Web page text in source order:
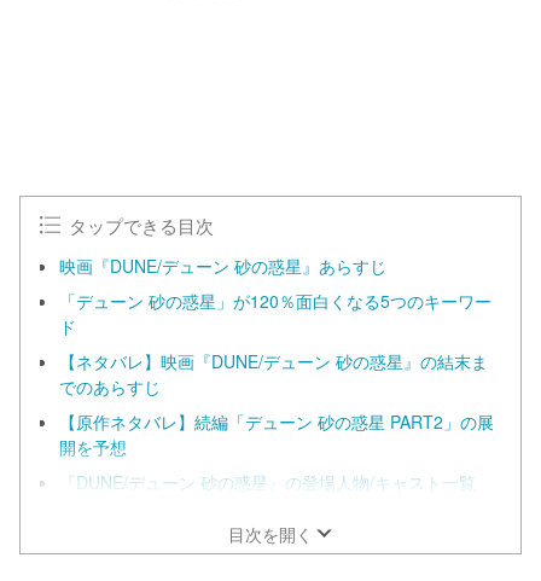
タップできる目次
映画『DUNE/デューン 砂の惑星』あらすじ
「デューン 砂の惑星」が120％面白くなる5つのキーワー
ド
【ネタバレ】映画『DUNE/デューン 砂の惑星』の結末ま
でのあらすじ
【原作ネタバレ】続編「デューン 砂の惑星 PART2」の展
開を予想
『DUNE/デューン 砂の惑星』の登場人物/キャスト一覧
目次を開く